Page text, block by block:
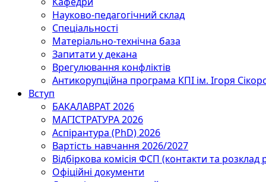
Науково-педагогічний склад
Спеціальності
Матеріально-технічна база
Запитати у декана
Врегулювання конфліктів
Антикорупційна програма КПІ ім. Ігоря
Вступ
БАКАЛАВРАТ 2026
МАГІСТРАТУРА 2026
Аспірантура (PhD) 2026
Вартість навчання 2026/2027
Відбіркова комісія ФСП (контакти та розклад
Офіційні документи